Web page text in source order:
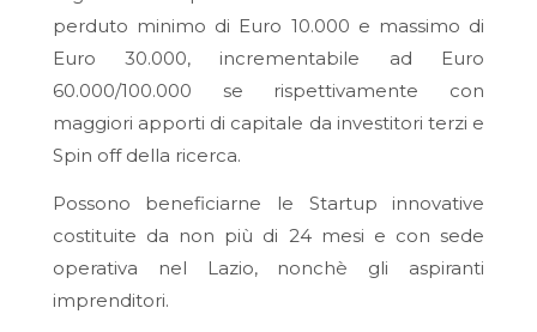
perduto minimo di Euro 10.000 e massimo di
Euro 30.000, incrementabile ad Euro
60.000/100.000 se rispettivamente con
maggiori apporti di capitale da investitori terzi e
Spin off della ricerca.
Possono beneficiarne le Startup innovative
costituite da non più di 24 mesi e con sede
operativa nel Lazio, nonchè gli aspiranti
imprenditori.